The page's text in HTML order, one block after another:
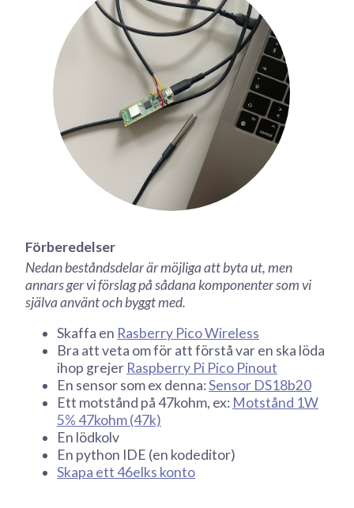
Förberedelser
Nedan beståndsdelar är möjliga att byta ut, men
annars ger vi förslag på sådana komponenter som vi
själva använt och byggt med.
Skaffa en Rasberry Pico Wireless
Bra att veta om för att förstå var en ska löda
ihop grejer Raspberry Pi Pico Pinout
En sensor som ex denna:Sensor DS18b20
Ett motstånd på 47kohm, ex: Motstånd 1W
5% 47kohm (47k)
En lödkolv
En python IDE (en kodeditor)
Skapa ett 46elks konto